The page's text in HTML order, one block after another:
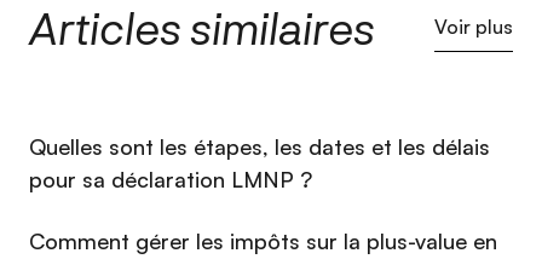
Bachelor Responsable en Gestion et Négociation
Immobilière, elle rejoint Qlower en 2022 pour un Master en
investisseurs au quotidien, mais aussi à travers les articles
qu'elle rédige sur ces sujets. Calme et pédagogue, elle
défend une conviction simple : les questions les plus
Articles similaires Voir plus
⁠Quelles sont les étapes, les dates et les délais
pour sa déclaration LMNP ?
Comment gérer les impôts sur la plus-value en